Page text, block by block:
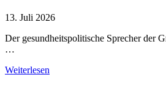
13. Juli 2026
Der gesundheitspolitische Sprecher der
…
Weiterlesen